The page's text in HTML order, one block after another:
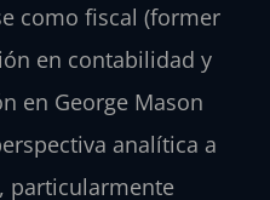
como fiscal (former
en contabilidad y
en George Mason
analítica a
particularmente